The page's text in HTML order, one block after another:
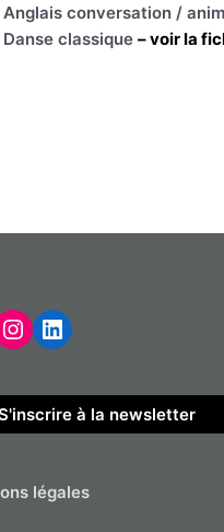
Anglais conversation /
Danse classique – voir la
Instagram
LinkedIn
à la newsletter
légales